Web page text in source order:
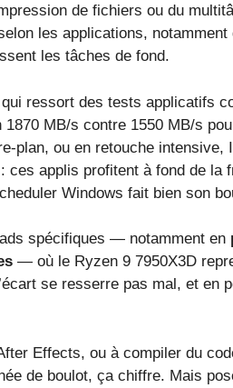
de fichiers ou du
les applications,
les tâches de fond.
ressort des tests applicatifs
MB/s contre 1550 MB/s
plan, ou en retouche intensive,
ces applis profitent à fond de la
Windows fait bien son
spécifiques — notamment en
— où le Ryzen 9 7950X3D
se resserre pas mal, et en
Effects, ou à compiler du
de boulot, ça chiffre. Mais